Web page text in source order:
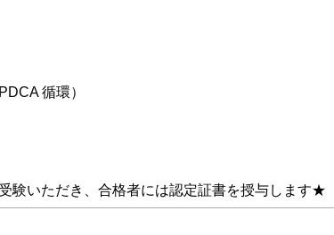
循環）
験いただき、合格者には認定証書を授与します★